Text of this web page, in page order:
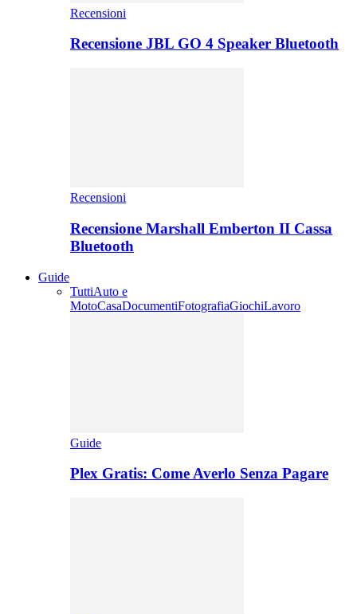
Recensioni
Recensione JBL GO 4 Speaker Bluetooth
Recensioni
Recensione Marshall Emberton II Cassa
Bluetooth
Guide
TuttiAuto e
MotoCasaDocumentiFotografiaGiochiLavoro
Guide
Plex Gratis: Come Averlo Senza Pagare